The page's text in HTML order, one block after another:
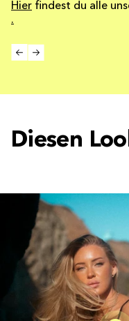
Hier findest du alle
.
Diesen